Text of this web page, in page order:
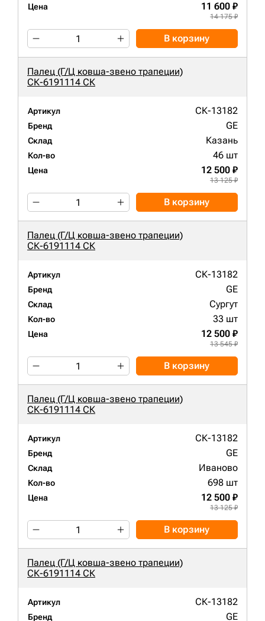
Цена 11 600 ₽
14 175 ₽
В корзину
Палец (Г/Ц ковша-звено трапеции)
СК-6191114 СК
Артикул СК-13182
Бренд GE
Склад Казань
Кол-во 46 шт
Цена 12 500 ₽
13 125 ₽
В корзину
Палец (Г/Ц ковша-звено трапеции)
СК-6191114 СК
Артикул СК-13182
Бренд GE
Склад Сургут
Кол-во 33 шт
Цена 12 500 ₽
13 545 ₽
В корзину
Палец (Г/Ц ковша-звено трапеции)
СК-6191114 СК
Артикул СК-13182
Бренд GE
Склад Иваново
Кол-во 698 шт
Цена 12 500 ₽
13 125 ₽
В корзину
Палец (Г/Ц ковша-звено трапеции)
СК-6191114 СК
Артикул СК-13182
Бренд GE